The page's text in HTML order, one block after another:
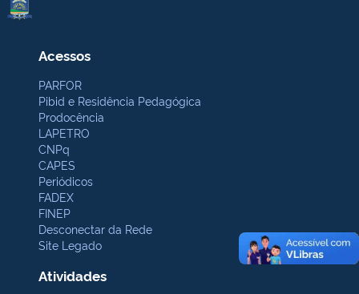
Acessos
PARFOR
Pibid e Residência Pedagógica
Prodocência
LAPETRO
CNPq
CAPES
Periódicos
FADEX
FINEP
Desconectar da Rede
Site Legado
Atividades